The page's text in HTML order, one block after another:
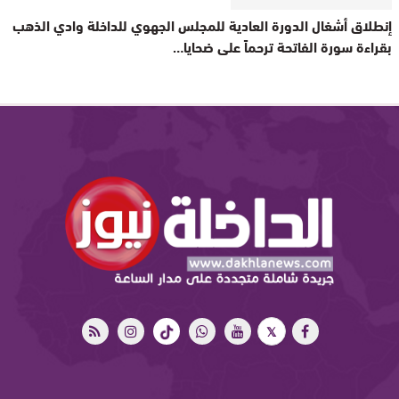
إنطلاق أشغال الدورة العادية للمجلس الجهوي للداخلة وادي الذهب
بقراءة سورة الفاتحة ترحماً على ضحايا…